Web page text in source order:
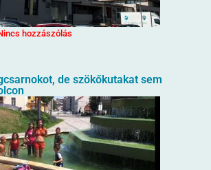
hozzászólás
de szökőkutakat sem